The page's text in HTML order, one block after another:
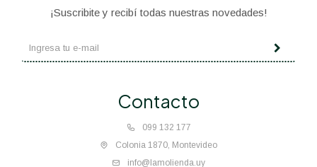
Contacto
099 132 177
Colonia 1870, Montevideo
info@lamolienda.uy
¡Suscribite y recibí todas nuestras novedades!